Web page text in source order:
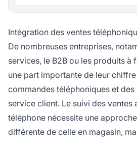
Intégration des ventes
De nombreuses entreprises,
services, le B2B ou les produits à
une part importante de leur
commandes téléphoniques et
service client. Le suivi des ventes
téléphone nécessite une
différente de celle en magasin,